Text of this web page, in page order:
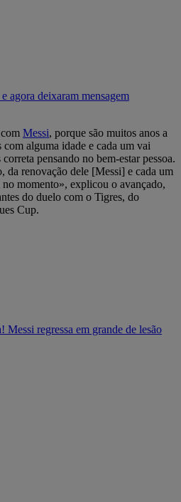
agora deixaram mensagem
Messi, porque são muitos anos a
com alguma idade e cada um vai
pensando no bem-estar pessoa.
da renovação dele [Messi] e cada um
momento», explicou o avançado,
do duelo com o Tigres, do
Cup.
regressa em grande de lesão